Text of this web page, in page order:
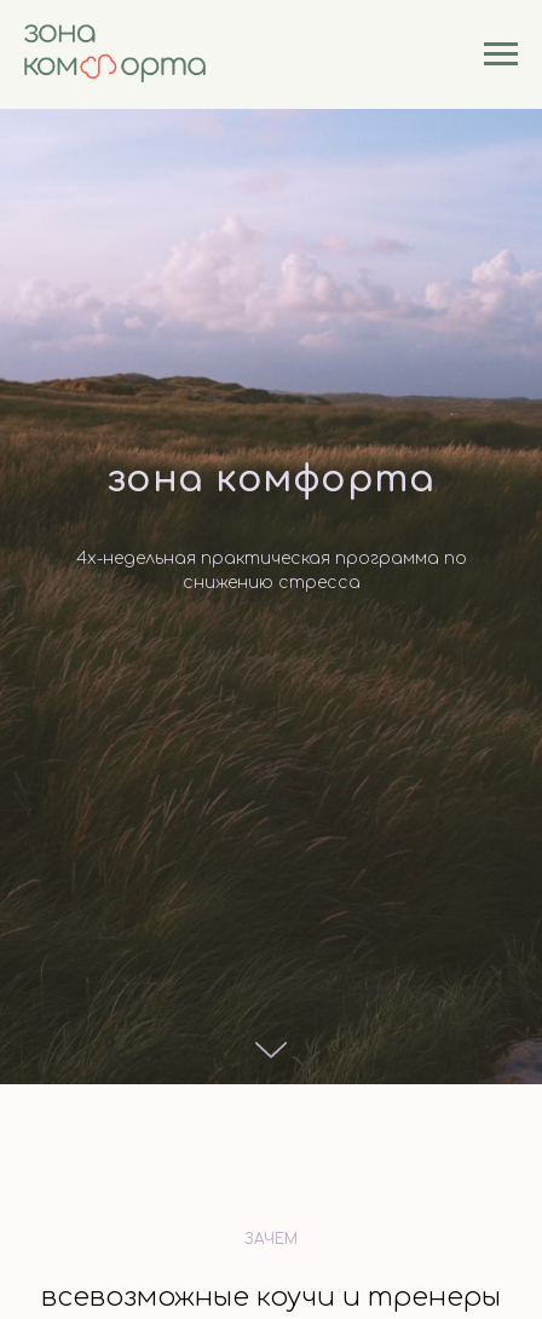
зона комфорта
4х-недельная практическая программа по
снижению стресса
ЗАЧЕМ
всевозможные коучи и тренеры